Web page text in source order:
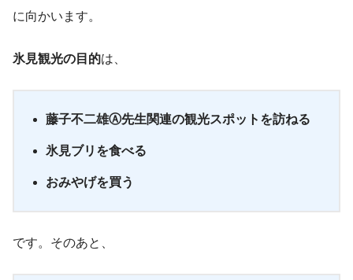
に向かいます。
氷見観光の目的は、
藤子不二雄Ⓐ先生関連の観光スポットを訪ねる
氷見ブリを食べる
おみやげを買う
です。そのあと、